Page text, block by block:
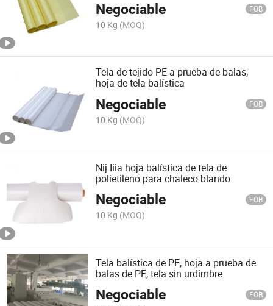
Negociable FOB
10 Kg (MOQ)
Tela de tejido PE a prueba de balas,
hoja de tela balística
Negociable FOB
10 Kg (MOQ)
Nij Iiia hoja balística de tela de
polietileno para chaleco blando
Negociable FOB
10 Kg (MOQ)
Tela balística de PE, hoja a prueba de
balas de PE, tela sin urdimbre
Negociable FOB